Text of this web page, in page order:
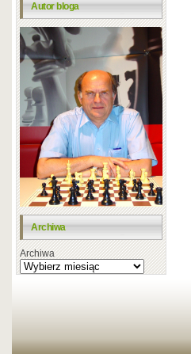
Autor bloga
Archiwa
Archiwa